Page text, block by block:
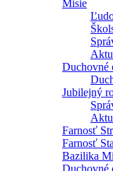
Misie
Duchovné
Jubilejný
Farnosť
Farnosť
Bazilika
Duchovné